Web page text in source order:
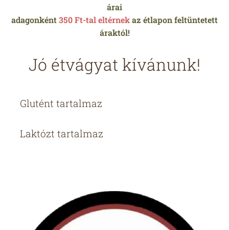
árai
adagonként350 Ft-tal eltérnekaz étlapon feltüntetett
áraktól!
Jó étvágyat kívánunk!
🌾 Glutént tartalmaz
🥛 Laktózt tartalmaz